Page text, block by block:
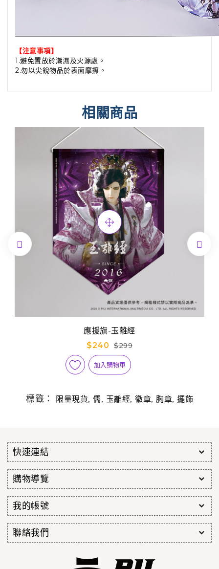
【注意事項】
1.避免置放於潮濕及火源處。
2.勿以尖銳物品於表面摩擦。
相關商品
應援旗-玉離經
$240
$299
加入購物車
 
標籤： 限量現貨, 儒, 玉離經, 徽章, 胸章, 擺飾
快速連結
購物導覽
我的帳號
聯絡我們